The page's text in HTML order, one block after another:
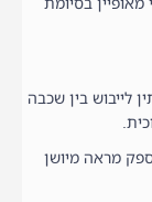
בסיומת
לייבוש בין שכבה
מראה מיושן